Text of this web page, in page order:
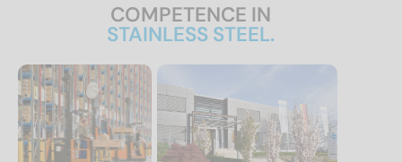
COMPETENCE IN
STAINLESS STEEL.